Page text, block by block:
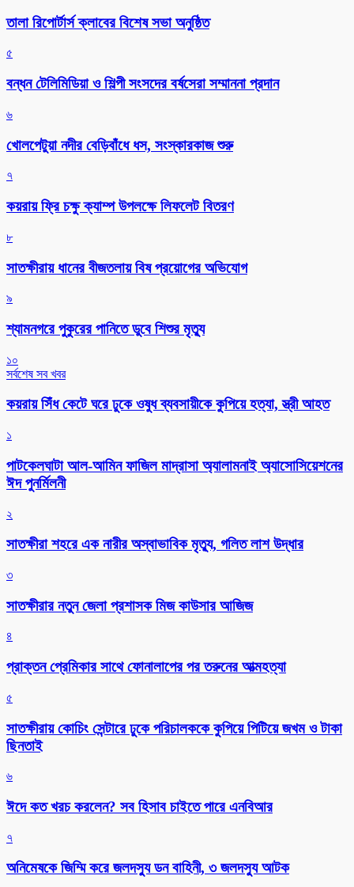
‎তালা রিপোর্টার্স ক্লাবের বিশেষ সভা অনুষ্ঠিত
৫
বন্ধন টেলিমিডিয়া ও শিল্পী সংসদের বর্ষসেরা সম্মাননা প্রদান
৬
খোলপেটুয়া নদীর বেড়িবাঁধে ধস, সংস্কারকাজ শুরু
৭
কয়রায় ফ্রি চক্ষু ক্যাম্প উপলক্ষে লিফলেট বিতরণ
৮
সাতক্ষীরায় ধানের বীজতলায় বিষ প্রয়োগের অভিযোগ
৯
শ্যামনগরে পুকুরের পানিতে ডুবে শিশুর মৃত্যু
১০
সর্বশেষ সব খবর
কয়রায় সিঁধ কেটে ঘরে ঢুকে ওষুধ ব্যবসায়ীকে কুপিয়ে হত্যা, স্ত্রী আহত
১
পাটকেলঘাটা আল-আমিন ফাজিল মাদ্রাসা অ্যালামনাই অ্যাসোসিয়েশনের
ঈদ পুনর্মিলনী
২
সাতক্ষীরা শহরে এক নারীর অস্বাভাবিক মৃত্যু, গলিত লাশ উদ্ধার
৩
সাতক্ষীরার নতুন জেলা প্রশাসক মিজ কাউসার আজিজ
৪
প্রাক্তন প্রেমিকার সাথে ফোনালাপের পর তরুনের আত্মহত্যা
৫
সাতক্ষীরায় কোচিং সেন্টারে ঢুকে পরিচালককে কুপিয়ে পিটিয়ে জখম ও টাকা
ছিনতাই
৬
ঈদে কত খরচ করলেন? সব হিসাব চাইতে পারে এনবিআর
৭
অনিমেষকে জিম্মি করে জলদস্যু ডন বাহিনী, ৩ জলদস্যু আটক